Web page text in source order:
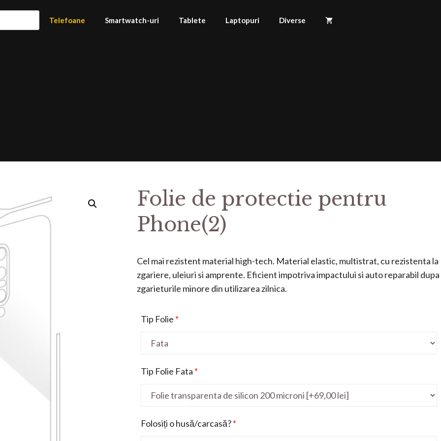
Telefoane Smartwatch-uri Tablete Laptopuri Diverse
Folie de protectie pentru
Phone(2)
Cel mai rezistent material high-tech. Material elastic, multistrat, cu rezistenta la
zgariere, uleiuri si amprente. Eficient impotriva impactului si auto reparabil dupa
zgarieturile minore din utilizarea zilnica.
Tip Folie *
Tip Folie Fata *
Folosiți o husă/carcasă?*